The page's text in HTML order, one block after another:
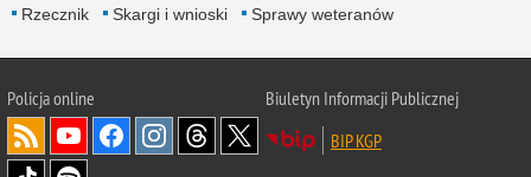
Rzecznik Skargi i wnioski Sprawy weteranów
Policjaonline
Biuletyn Informacji Publicznej
BIP KGP